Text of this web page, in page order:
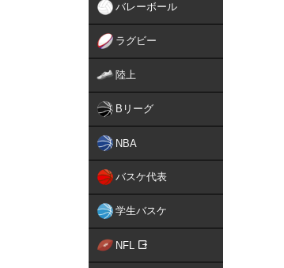
バレーボール
ラグビー
陸上
Bリーグ
NBA
バスケ代表
学生バスケ
NFL